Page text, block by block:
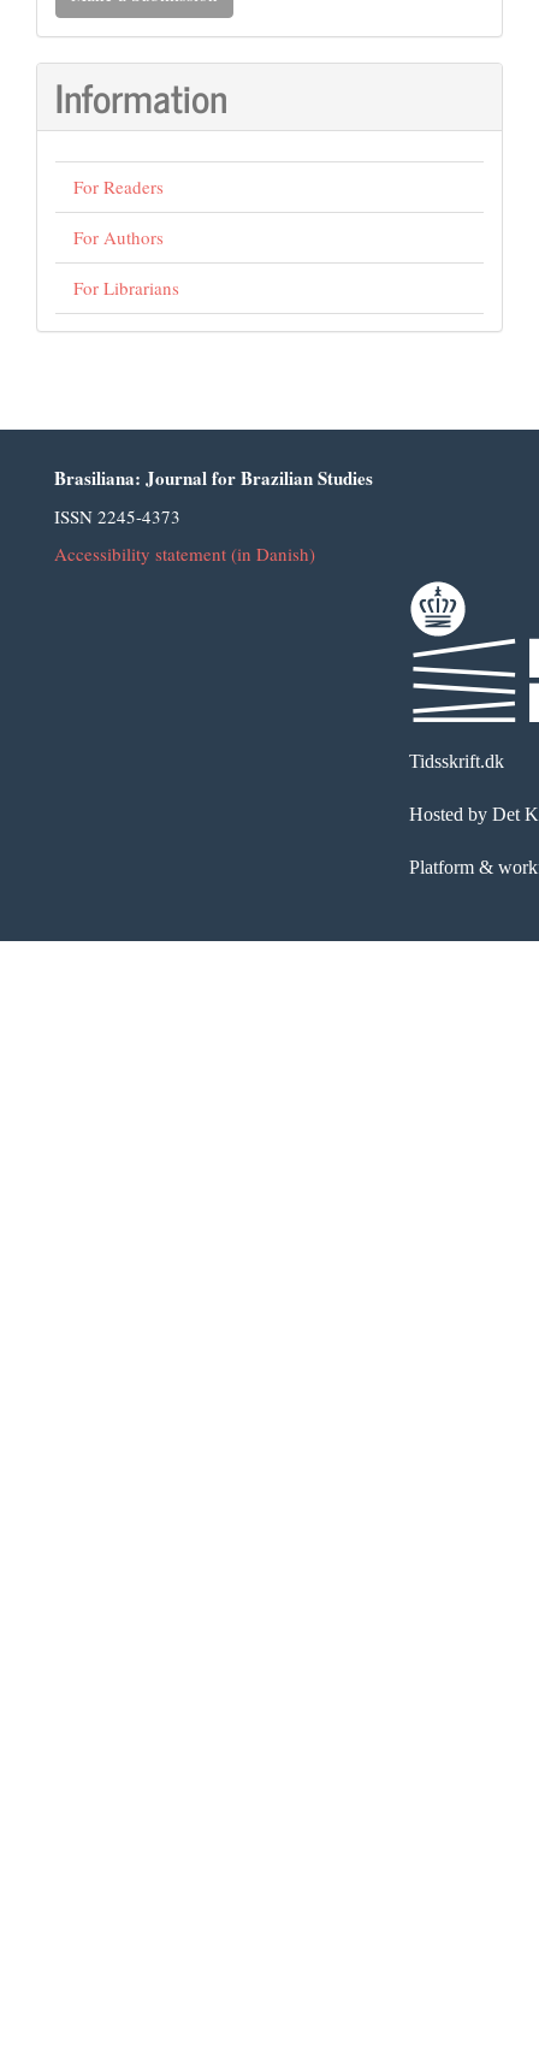
Submission
Information
For Readers
For Authors
For Librarians
Brasiliana: Journal for Brazilian Studies
ISSN 2245-4373
Accessibility statement (in Danish)